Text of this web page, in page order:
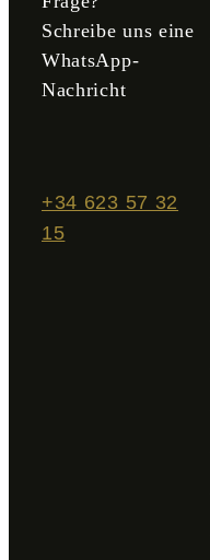
Schreibe uns eine
WhatsApp-
Nachricht
+34 623 57 32
15